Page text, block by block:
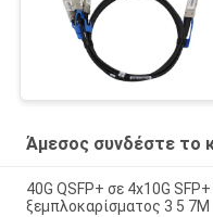
Άμεσος συνδέστε το
40G QSFP+ σε 4x10G
ξεμπλοκαρίσματος 3 5 7M